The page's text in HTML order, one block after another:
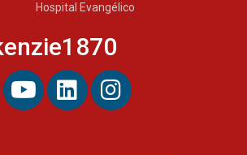
Hospital Evangélico